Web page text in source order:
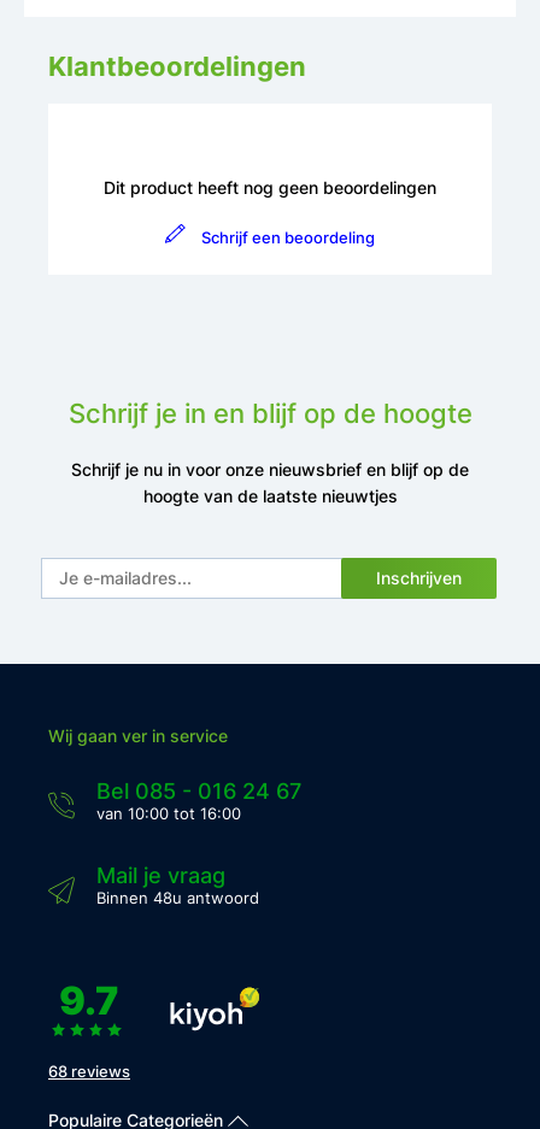
Klantbeoordelingen
Dit product heeft nog geen beoordelingen
Schrijf een beoordeling
Schrijf je in en blijf op de hoogte
Schrijf je nu in voor onze nieuwsbrief en blijf op de
hoogte van de laatste nieuwtjes
Inschrijven
Wij gaan ver in service
Bel 085 - 016 24 67
van 10:00 tot 16:00
Mail je vraag
Binnen 48u antwoord
9.7
68 reviews
Populaire Categorieën